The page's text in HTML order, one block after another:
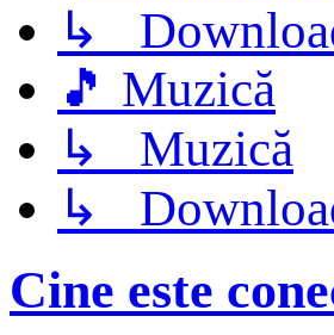
↳
🎵 Muzică
↳ Muzică
↳
Cine este